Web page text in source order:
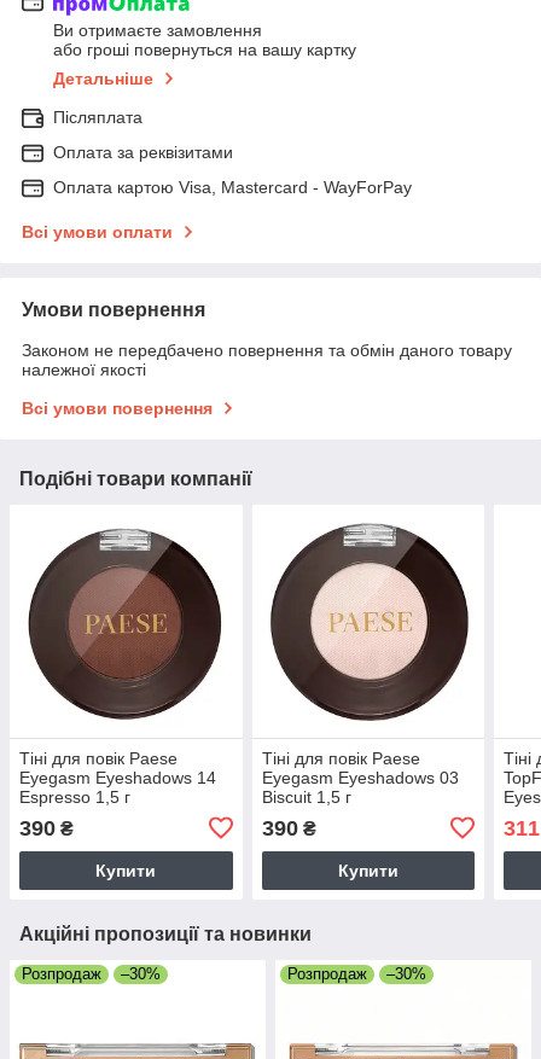
Ви отримаєте замовлення
або гроші повернуться на вашу картку
Детальніше
Післяплата
Оплата за реквізитами
Оплата картою Visa, Mastercard - WayForPay
Всі умови оплати
Умови повернення
Законом не передбачено повернення та обмін даного товару
належної якості
Всі умови повернення
Подібні товари компанії
Тіні для повік Paese
Eyegasm Eyeshadows 14
Espresso 1,5 г
390 ₴
Купити
Тіні для повік Paese
Eyegasm Eyeshadows 03
Biscuit 1,5 г
390₴
Купити
Тіні
Акційні пропозиції та новинки
Розпродаж –30% Розпродаж –30%